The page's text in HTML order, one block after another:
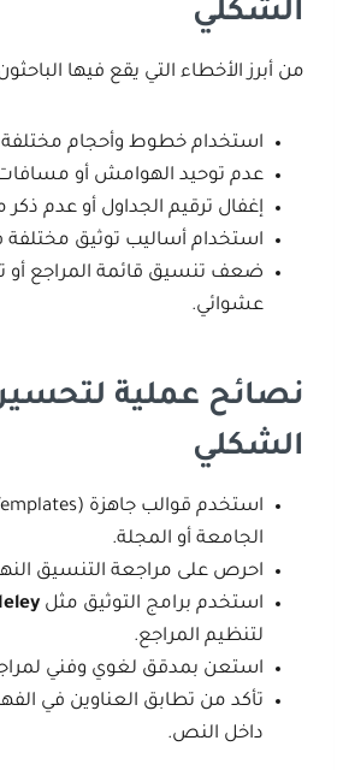
الشكلي
من أبرز الأخطاء التي يقع فيها
استخدام خطوط وأحجام
عدم توحيد الهوامش أو
إغفال ترقيم الجداول أو عدم ذكر
استخدام أساليب توثيق
ضعف تنسيق قائمة المراجع أو
عشوائي.
نصائح عملية
الشكلي
الجامعة أو المجلة.
احرص على مراجعة التنسيق
استخدم برامج التوثيق مثل
لتنظيم المراجع.
استعن بمدقق لغوي وفني
تأكد من تطابق العناوين في
داخل النص.